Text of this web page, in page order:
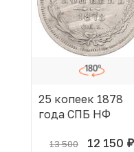
25 копеек 1878
года СПБ НФ
13 500 12 150 руб.
В КОРЗИНЕ